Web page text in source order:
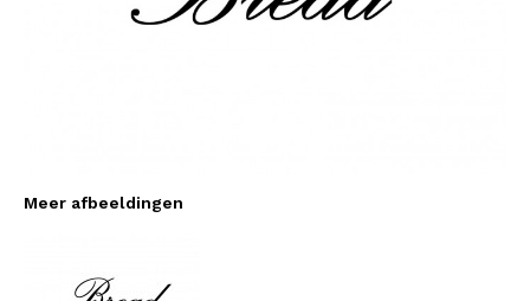
Meer afbeeldingen